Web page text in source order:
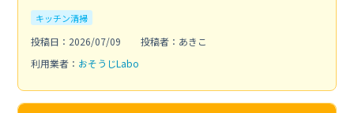
キッチン清掃
投稿日：2026/07/09
投稿者：あきこ
利用業者： おそうじLabo